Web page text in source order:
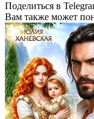
Поделиться в
Вам также может